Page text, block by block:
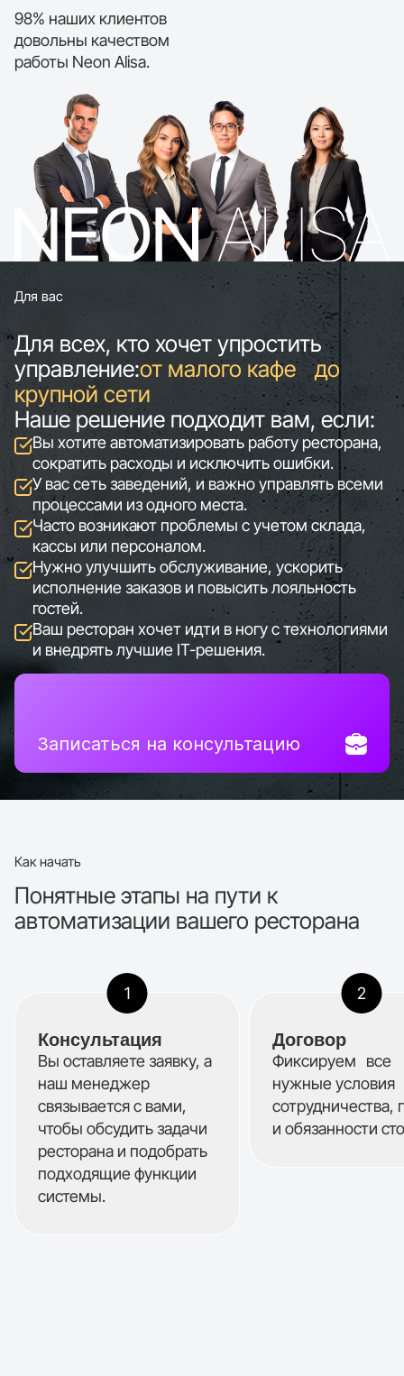
98% наших клиентов
довольны качеством
работы Neon Alisa.
Для вас
Для всех, кто хочет упростить
управление:от малого кафе до
крупной сети
Наше решение подходит вам, если:
Вы хотите автоматизировать работу ресторана,
сократить расходы и исключить ошибки.
У вас сеть заведений, и важно управлять всеми
процессами из одного места.
Часто возникают проблемы с учетом склада,
кассы или персоналом.
Нужно улучшить обслуживание, ускорить
исполнение заказов и повысить лояльность
гостей.
Ваш ресторан хочет идти в ногу с технологиями
и внедрять лучшие IT-решения.
Записаться на консультацию
Как начать
Понятные этапы на пути к
автоматизации вашего ресторана
Консультация
Вы оставляете заявку, а
наш менеджер
связывается с вами,
чтобы обсудить задачи
ресторана и подобрать
подходящие функции
системы.
Договор
Фиксируем все
нужные условия
сотрудничества,
и обязанности